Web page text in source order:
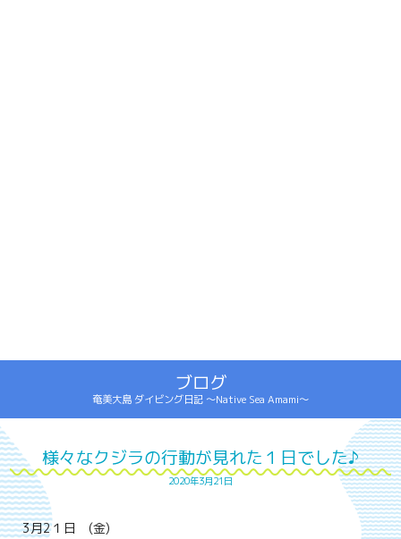
ブログ
奄美大島 ダイビング日記 ～Native Sea Amami～
様々なクジラの行動が見れた１日でした♪
2020年3月21日
3月2１日 (金)